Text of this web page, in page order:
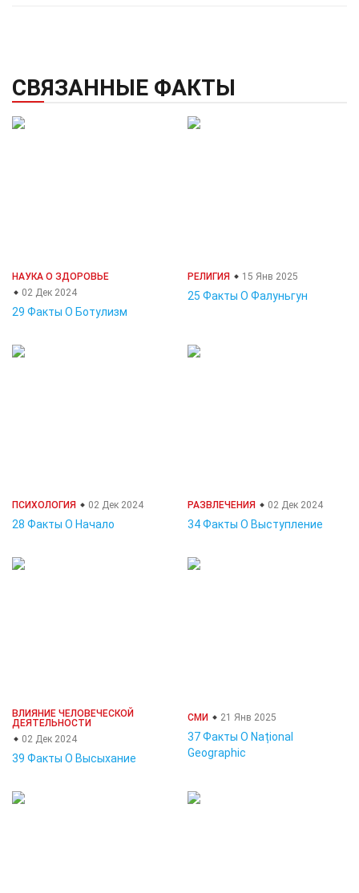
СВЯЗАННЫЕ ФАКТЫ
НАУКА О ЗДОРОВЬЕ
02 Дек 2024
29 Факты О Ботулизм
РЕЛИГИЯ 15 Янв 2025
25 Факты О Фалуньгун
ПСИХОЛОГИЯ 02 Дек 2024
28 Факты О Начало
РАЗВЛЕЧЕНИЯ 02 Дек 2024
34 Факты О Выступление
ВЛИЯНИЕ ЧЕЛОВЕЧЕСКОЙ
ДЕЯТЕЛЬНОСТИ
02 Дек 2024
39 Факты О Высыхание
СМИ 21 Янв 2025
37 Факты О Național
Geographic